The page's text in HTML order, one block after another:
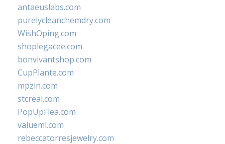
antaeuslabs.com
purelycleanchemdry.com
WishOping.com
shoplegacee.com
bonvivantshop.com
CupPlante.com
mpzin.com
stcreal.com
PopUpFlea.com
valueml.com
rebeccatorresjewelry.com